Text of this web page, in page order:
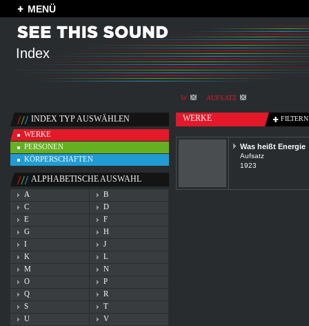
MENÜ
Index
W AUFSATZ
INDEX TYP AUSWÄHLEN
WERKE
PERSONEN
KÖRPERSCHAFTEN
ALPHABETISCHE AUSWAHL
A
B
C
D
E
F
G
H
I
J
K
L
M
N
O
P
Q
R
S
T
U
V
WERKE
Was heißt Energie
Aufsatz
1923